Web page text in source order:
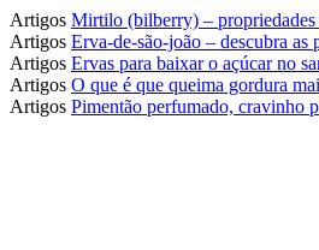
Artigos Mirtilo (bilberry) – propriedades
Artigos Erva-de-são-joão – descubra as
Artigos Ervas para baixar o açúcar no
Artigos O que é que queima gordura
Artigos Pimentão perfumado, cravinho